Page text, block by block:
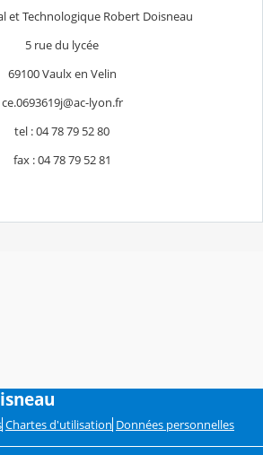
et Technologique Robert Doisneau
5 rue du lycée
69100 Vaulx en Velin
ce.0693619j@ac-lyon.fr
tel : 04 78 79 52 80
fax : 04 78 79 52 81
Chartes d'utilisation Données personnelles